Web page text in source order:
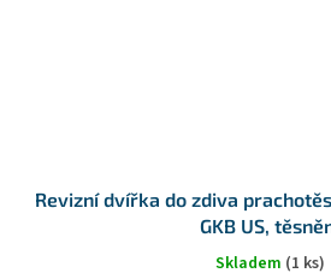
Revizní dvířka do zdiva
GKB US,
Skladem (1 ks)